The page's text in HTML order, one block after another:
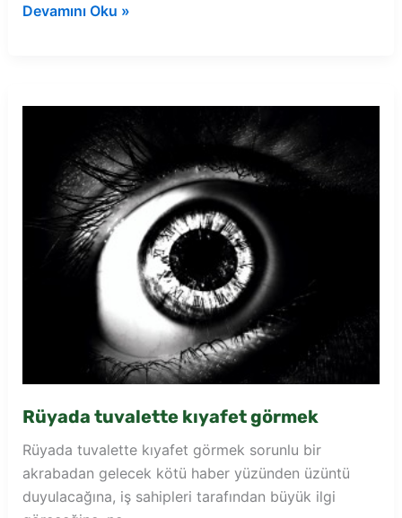
Rüyada
Devamını Oku »
Rüyada tuvalette kıyafet görmek
Rüyada tuvalette kıyafet görmek sorunlu bir
akrabadan gelecek kötü haber yüzünden üzüntü
duyulacağına, iş sahipleri tarafından büyük ilgi